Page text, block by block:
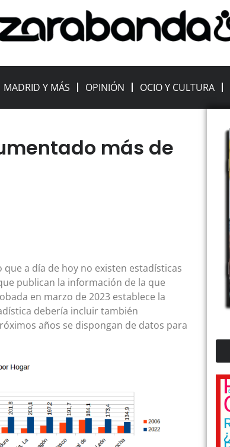
MADRID Y MÁS OPINIÓN OCIO Y CULTURA
más de
a día de hoy no existen estadísticas
publican la información de la que
en marzo de 2023 establece la
debería incluir también
años se dispongan de datos para